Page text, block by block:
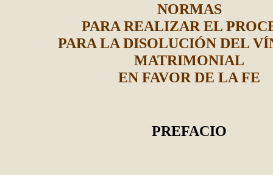
NORMAS
PARA REALIZAR EL
PARA LA DISOLUCIÓN DEL
MATRIMONIAL
EN FAVOR DE LA FE
PREFACIO